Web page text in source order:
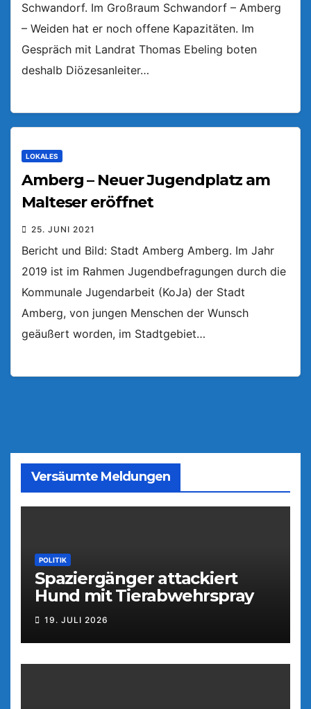
Schwandorf. Im Großraum Schwandorf – Amberg
– Weiden hat er noch offene Kapazitäten. Im
Gespräch mit Landrat Thomas Ebeling boten
deshalb Diözesanleiter…
LOKALES
Amberg – Neuer Jugendplatz am
Malteser eröffnet
25. JUNI 2021
Bericht und Bild: Stadt Amberg Amberg. Im Jahr
2019 ist im Rahmen Jugendbefragungen durch die
Kommunale Jugendarbeit (KoJa) der Stadt
Amberg, von jungen Menschen der Wunsch
geäußert worden, im Stadtgebiet…
Versäumte Meldungen
POLITIK
Spaziergänger attackiert
Hund mit Tierabwehrspray
19. JULI 2026